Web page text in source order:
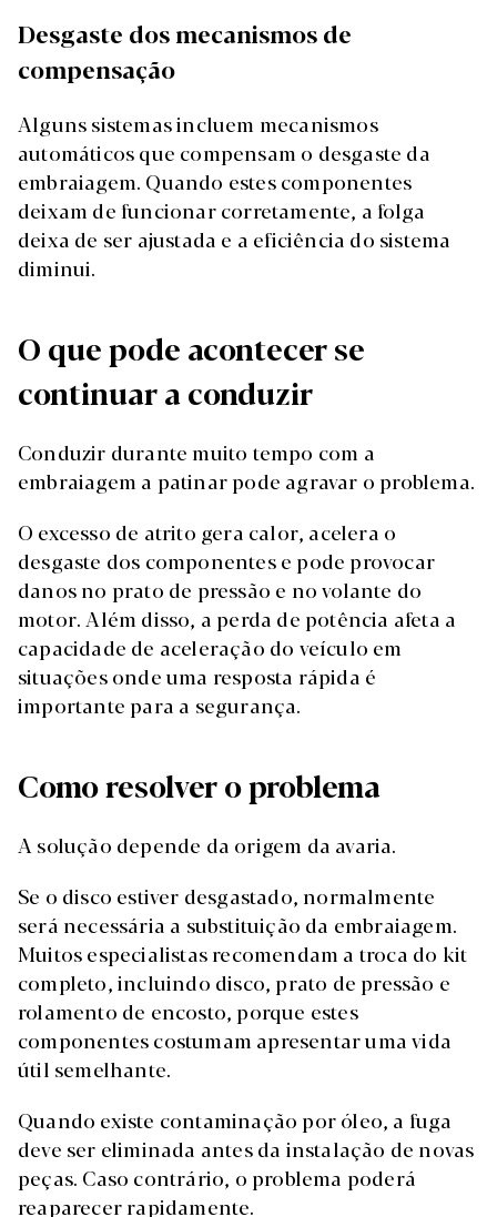
Desgaste dos mecanismos de
compensação
Alguns sistemas incluem mecanismos
automáticos que compensam o desgaste da
embraiagem. Quando estes componentes
deixam de funcionar corretamente, a folga
deixa de ser ajustada e a eficiência do sistema
diminui.
O que pode acontecer se
continuar a conduzir
Conduzir durante muito tempo com a
embraiagem a patinar pode agravar o problema.
O excesso de atrito gera calor, acelera o
desgaste dos componentes e pode provocar
danos no prato de pressão e no volante do
motor. Além disso, a perda de potência afeta a
capacidade de aceleração do veículo em
situações onde uma resposta rápida é
importante para a segurança.
Como resolver o problema
A solução depende da origem da avaria.
Se o disco estiver desgastado, normalmente
será necessária a substituição da embraiagem.
Muitos especialistas recomendam a troca do kit
completo, incluindo disco, prato de pressão e
rolamento de encosto, porque estes
componentes costumam apresentar uma vida
útil semelhante.
Quando existe contaminação por óleo, a fuga
deve ser eliminada antes da instalação de novas
peças. Caso contrário, o problema poderá
reaparecer rapidamente.